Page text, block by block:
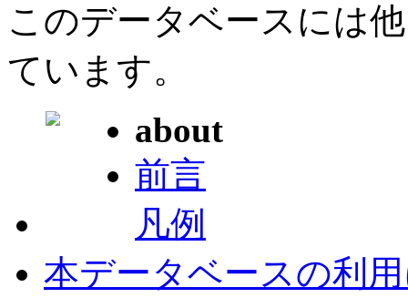
このデータベースには
ています。
about
前言
凡例
本データベースの利